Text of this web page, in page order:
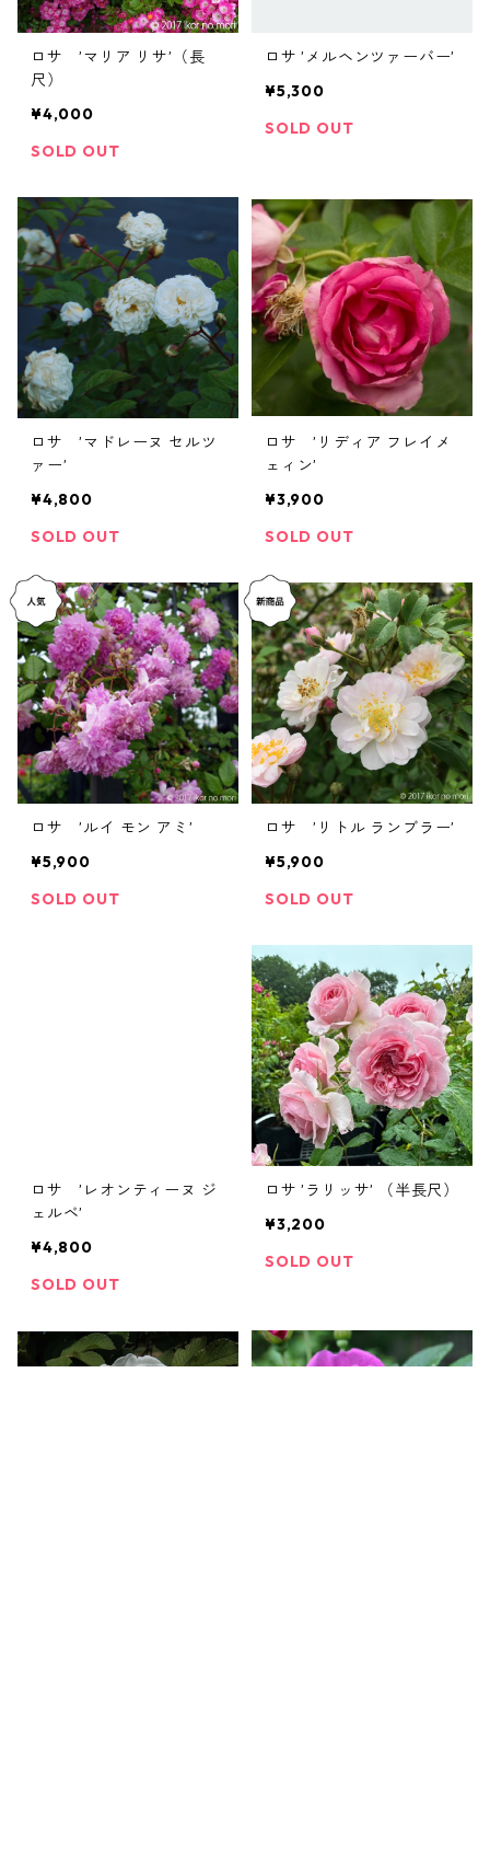
ロサ ’マリア リサ’（長
尺）
¥4,000
SOLD OUT
ロサ ’メルヘンツァーバー’
¥5,300
SOLD OUT
ロサ ’マドレーヌ セルツ
ァー’
¥4,800
SOLD OUT
ロサ ’リディア フレイメ
ェィン’
¥3,900
SOLD OUT
ロサ ’ルイ モン アミ’
¥5,900
SOLD OUT
ロサ ’リトル ランブラー’
¥5,900
SOLD OUT
ロサ ’レオンティーヌ ジ
ェルベ’
¥4,800
SOLD OUT
ロサ ’ラリッサ’ （半長尺）
¥3,200
SOLD OUT